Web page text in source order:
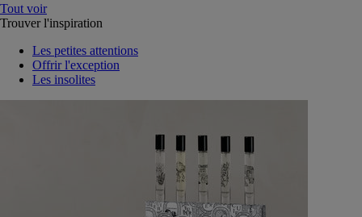
Tout voir
Trouver l'inspiration
Les petites attentions
Offrir l'exception
Les insolites